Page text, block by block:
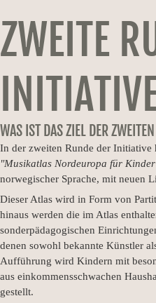
ZWEITE
WAS IST DAS ZIEL DER
In der zweiten Runde der Initiative
"Musikatlas Nordeuropa für
norwegischer Sprache, mit neuen
Dieser Atlas wird in Form von
hinaus werden die im Atlas
sonderpädagogischen
denen sowohl bekannte Künstler
Aufführung wird Kindern mit
aus einkommensschwachen
gestellt.